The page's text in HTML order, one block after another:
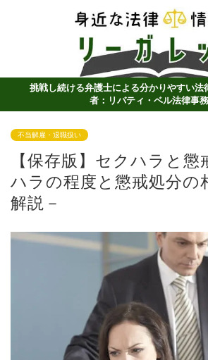
挑戦し続ける弁護士による分かりやすい法
者：リバティ・ベル法律事務
不当解雇・退職扱い
【保存版】セクハラと懲
ハラの程度と懲戒処分の
解説－